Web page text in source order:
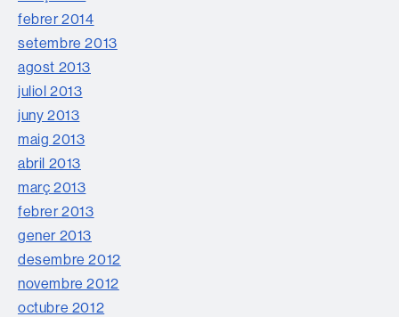
febrer 2014
setembre 2013
agost 2013
juliol 2013
juny 2013
maig 2013
abril 2013
març 2013
febrer 2013
gener 2013
desembre 2012
novembre 2012
octubre 2012